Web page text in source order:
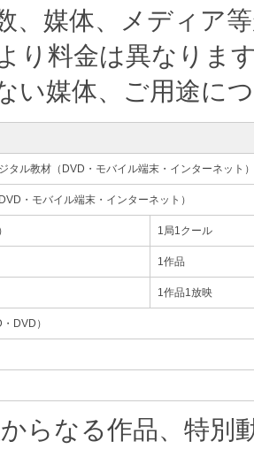
、媒体、メディア
り料金は異なりま
い媒体、ご用途に
タル教材（DVD・モバイル端末・インターネット）
・モバイル端末・インターネット）
1局1クール
1作品
1作品1放映
DVD）
らなる作品、特別